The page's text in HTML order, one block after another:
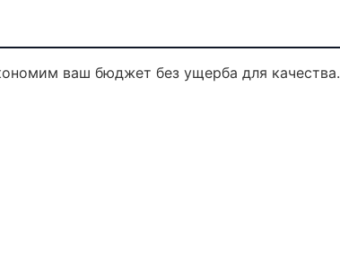
ваш бюджет без ущерба для качества.